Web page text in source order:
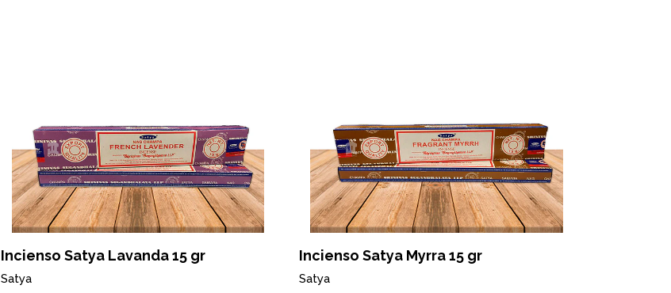
Incienso Satya Lavanda 15 gr
Satya
Incienso Satya Myrra 15 gr
Satya